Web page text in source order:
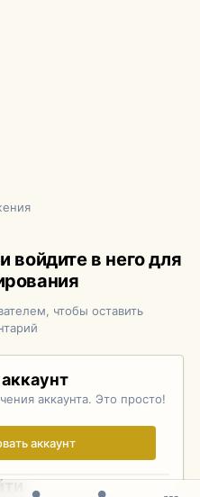
войдите в него для
чтобы оставить
аккаунта. Это просто!
аккаунт